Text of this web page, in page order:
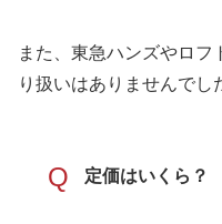
また、東急ハンズやロフ
り扱いはありませんでし
Q 定価はいくら？